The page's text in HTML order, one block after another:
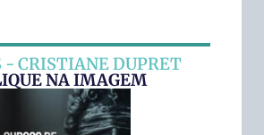
- CRISTIANE DUPRET
NA IMAGEM